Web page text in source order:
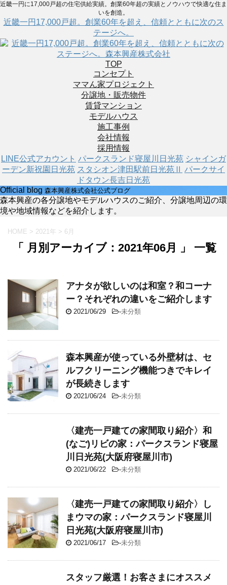
近畿一円に17,000戸超の住宅供給実績。創業60年超の実績とノウハウで快適な住ま
いを創造。
近畿一円17,000戸超。創業60年を超え、信頼とともに次のス
テージへ。
TOP
コンセプト
ママん家プロジェクト
分譲地・販売物件
賃貸マンション
モデルハウス
施工事例
会社情報
採用情報
LINE公式アカウント パークスランド寝屋川日光苑 シャインガ
ーデン新祝園日光苑 スタシオン津田駅前日光苑Ⅱ パークサイ
ドタウン長吉日光苑
Official blog 森本興産株式会社公式ブログ
森本興産の各分譲地やモデルハウスのご紹介、分譲地周辺の環
境や地域情報などを紹介します。
HOME > 2021年 > 6月
「 月別アーカイブ：2021年06月 」 一覧
アナタが欲しいのは和室？和コーナ
ー？それぞれの違いをご紹介します
2021/06/29 -未分類
森本興産が使っている外壁材は、セ
ルフクリーニング機能つきでキレイ
が長続きします
2021/06/24 -未分類
〈建売一戸建ての家間取り紹介〉和
(なご)リビの家：パークスランド寝屋
川日光苑(大阪府寝屋川市)
2021/06/22 -未分類
〈建売一戸建ての家間取り紹介〉し
まウマの家：パークスランド寝屋川
日光苑(大阪府寝屋川市)
2021/06/17 -未分類
スタッフ厳選！お客さまにオススメ